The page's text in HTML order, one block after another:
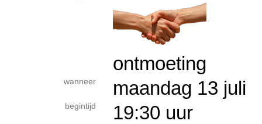
ontmoeting
wanneer maandag 13
begintijd 19:30 uur